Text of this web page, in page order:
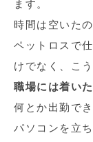
ます。
時間は空いた
ペットロスで
けでなく、こ
職場には着い
何とか出勤で
パソコンを立